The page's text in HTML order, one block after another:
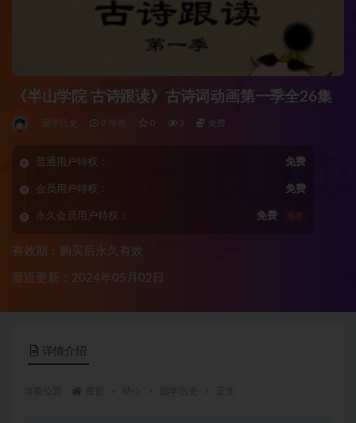
《半山学院 古诗跟读》古诗词动画第一季全26集
国学历史 2 年前 0 3 免费
普通用户特权： 免费
会员用户特权： 免费
永久会员用户特权： 免费 推荐
有效期：购买后永久有效
最近更新：2024年05月02日
详情介绍